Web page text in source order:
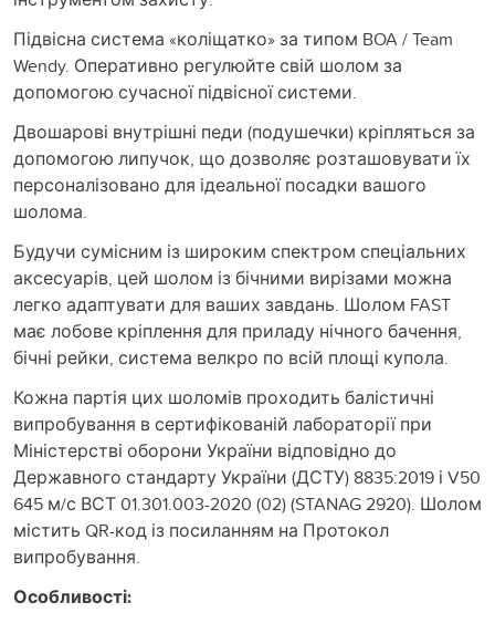
Підвісна система «коліщатко» за типом BOA / Team
Wendy. Оперативно регулюйте свій шолом за
допомогою сучасної підвісної системи.
Двошарові внутрішні педи (подушечки) кріпляться за
допомогою липучок, що дозволяє розташовувати їх
персоналізовано для ідеальної посадки вашого
шолома.
Будучи сумісним із широким спектром спеціальних
аксесуарів, цей шолом із бічними вирізами можна
легко адаптувати для ваших завдань. Шолом FAST
має лобове кріплення для приладу нічного бачення,
бічні рейки, система велкро по всій площі купола.
Кожна партія цих шоломів проходить балістичні
випробування в сертифікованій лабораторії при
Міністерстві оборони України відповідно до
Державного стандарту України (ДСТУ) 8835:2019 і V50
645 м/с ВСТ 01.301.003-2020 (02) (STANAG 2920). Шолом
містить QR-код із посиланням на Протокол
випробування.
Особливості: